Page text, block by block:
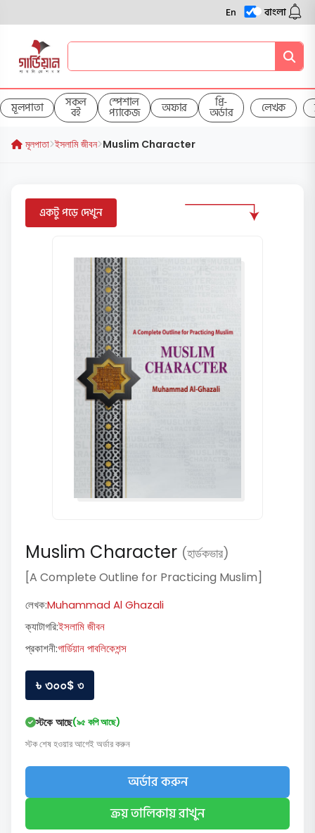
En বাংলা
মূলপাতা সকল
বই
স্পেশাল
প্যাকেজ অফার প্রি-
অর্ডার লেখক
মূলপাতা ইসলামি জীবন Muslim Character
একটু পড়ে দেখুন
Muslim Character (হার্ডকভার)
[A Complete Outline for Practicing Muslim]
লেখক:Muhammad Al Ghazali
ক্যাটাগরি:ইসলামি জীবন
প্রকাশনী:গার্ডিয়ান পাবলিকেশন্স
৳ ৩০০$ ৩
স্টকে আছে(৯৫ কপি আছে)
স্টক শেষ হওয়ার আগেই অর্ডার করুন
অর্ডার করুন
ক্রয় তালিকায় রাখুন